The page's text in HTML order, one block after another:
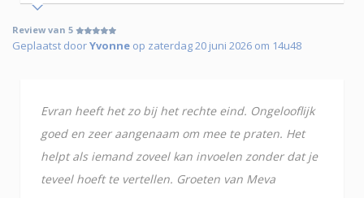
Review van 5
Geplaatst doorYvonne op zaterdag 20 juni 2026 om 14u48
Evran heeft het zo bij het rechte eind. Ongelooflijk
goed en zeer aangenaam om mee te praten. Het
helpt als iemand zoveel kan invoelen zonder dat je
teveel hoeft te vertellen. Groeten van Meva